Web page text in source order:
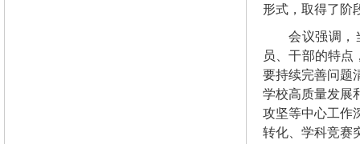
形式，取得了阶
会议强调，
员、干部的特点
要持续完善问题
学校高质量发展
攻坚等中心工作
转化、学科竞赛